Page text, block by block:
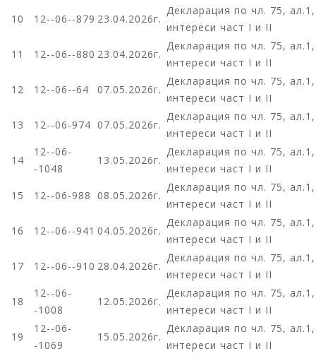
10
12--06--879 23.04.2026г.
Декларация по чл. 75,
интереси част I и II
11
12--06--880 23.04.2026г.
Декларация по чл. 75,
интереси част I и II
12
12--06--64 07.05.2026г.
Декларация по чл. 75,
интереси част I и II
13
12--06-974 07.05.2026г.
Декларация по чл. 75,
интереси част I и II
14
12--06-
-1048
13.05.2026г.
Декларация по чл. 75,
интереси част I и II
15
12--06-988 08.05.2026г.
Декларация по чл. 75,
интереси част I и II
16
12--06--941 04.05.2026г.
Декларация по чл. 75,
интереси част I и II
17
12--06--910 28.04.2026г.
Декларация по чл. 75,
интереси част I и II
18
12--06-
-1008
12.05.2026г.
Декларация по чл. 75,
интереси част I и II
19
12--06-
-1069
15.05.2026г.
Декларация по чл. 75,
интереси част I и II